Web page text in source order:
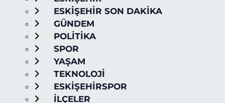
ESKİŞEHİR SON DAKİKA
GÜNDEM
POLİTİKA
SPOR
YAŞAM
TEKNOLOJİ
ESKİŞEHİRSPOR
İLÇELER